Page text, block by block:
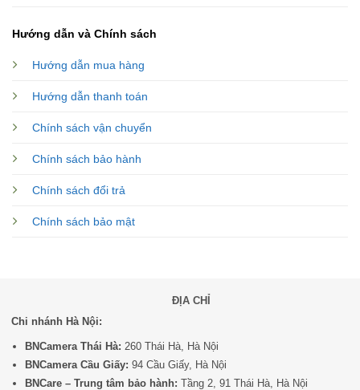
Hướng dẫn và Chính sách
Hướng dẫn mua hàng
Hướng dẫn thanh toán
Chính sách vận chuyển
Chính sách bảo hành
Chính sách đổi trả
Chính sách bảo mật
ĐỊA CHỈ
Chi nhánh Hà Nội:
BNCamera Thái Hà: 260 Thái Hà, Hà Nội
BNCamera Cầu Giấy: 94 Cầu Giấy, Hà Nội
BNCare – Trung tâm bảo hành: Tầng 2, 91 Thái Hà, Hà Nội